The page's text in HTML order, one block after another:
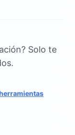
Solo te